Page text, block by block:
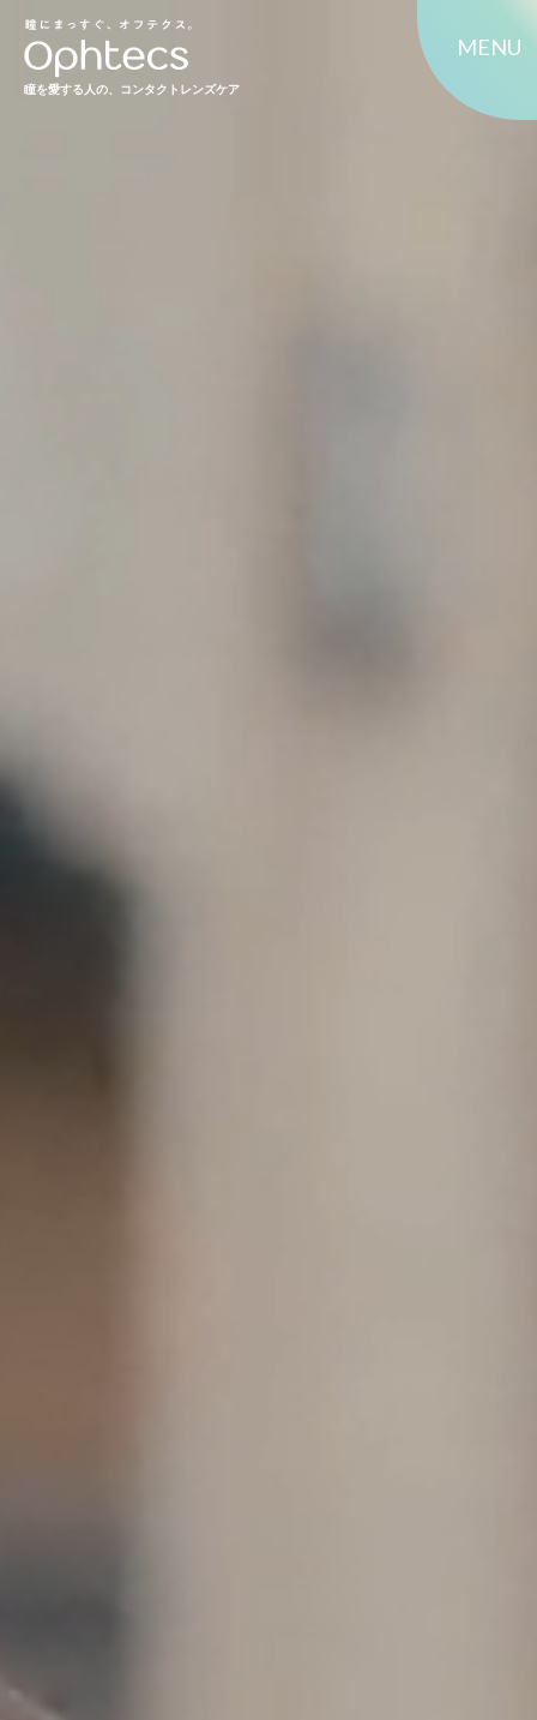
MENU
瞳を愛する人の、コンタクトレンズケア